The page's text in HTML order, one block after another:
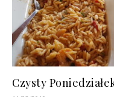
Czysty